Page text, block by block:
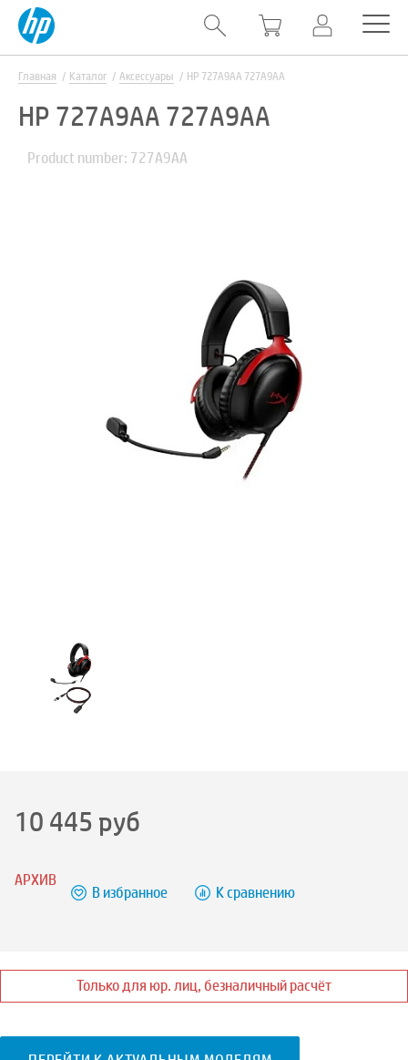
Главная Каталог Аксессуары HP 727A9AA 727A9AA
HP 727A9AA 727A9AA
Product number: 727A9AA
10 445 руб
АРХИВ
В избранное К сравнению
Только для юр. лиц, безналичный расчёт